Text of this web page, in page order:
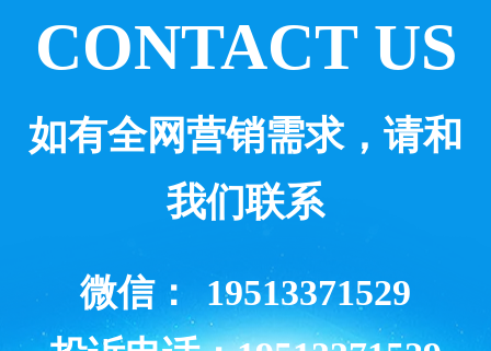
CONTACT US
如有全网营销需求，请和
我们联系
微信：
19513371529